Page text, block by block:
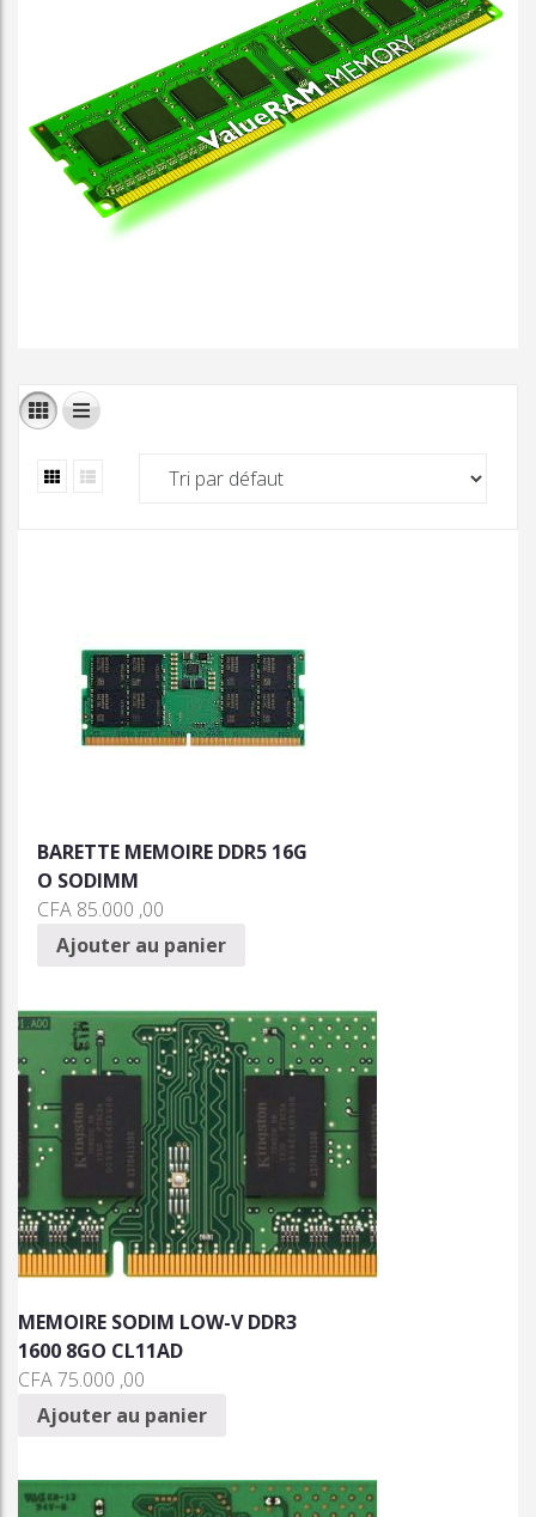
BARETTE MEMOIRE DDR5 16G
O SODIMM
CFA 85.000 ,00
Ajouter au panier
MEMOIRE SODIM LOW-V DDR3
1600 8GO CL11AD
CFA75.000 ,00
Ajouter au panier